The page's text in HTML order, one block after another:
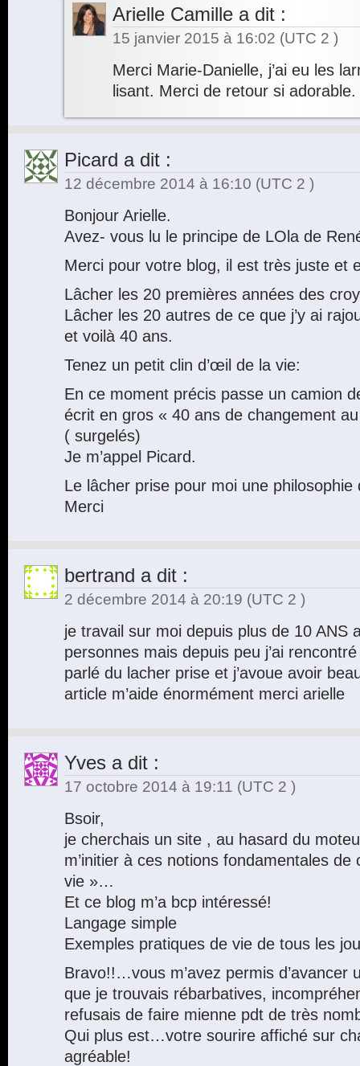
Arielle Camille a dit :
15 janvier 2015 à 16:02 (UTC 2 )
Merci Marie-Danielle, j’ai eu les
lisant. Merci de retour si adorable.
Picard a dit :
12 décembre 2014 à 16:10 (UTC 2 )
Bonjour Arielle.
Avez- vous lu le principe de LOla de
Merci pour votre blog, il est très juste et
Lâcher les 20 premières années des
Lâcher les 20 autres de ce que j’y ai
et voilà 40 ans.
Tenez un petit clin d’œil de la vie:
En ce moment précis passe un camion
écrit en gros « 40 ans de changement
( surgelés)
Je m’appel Picard.
Le lâcher prise pour moi une philosophie
Merci
bertrand a dit :
2 décembre 2014 à 20:19 (UTC 2 )
je travail sur moi depuis plus de 10 ANS
personnes mais depuis peu j’ai
parlé du lacher prise et j’avoue avoir
article m’aide énormément merci arielle
Yves a dit :
17 octobre 2014 à 19:11 (UTC 2 )
Bsoir,
je cherchais un site , au hasard du
m’initier à ces notions fondamentales de
vie »…
Et ce blog m’a bcp intéressé!
Langage simple
Exemples pratiques de vie de tous les
Bravo!!…vous m’avez permis d’avancer
que je trouvais rébarbatives,
refusais de faire mienne pdt de très
Qui plus est…votre sourire affiché sur
agréable!